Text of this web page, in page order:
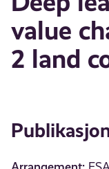
value
2 land